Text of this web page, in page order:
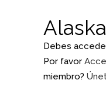
Debes
Por favor
miembro?